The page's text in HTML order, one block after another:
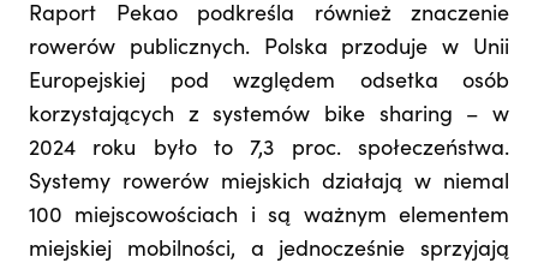
Raport Pekao podkreśla również znaczenie
rowerów publicznych. Polska przoduje w Unii
Europejskiej pod względem odsetka osób
korzystających z systemów bike sharing – w
2024 roku było to 7,3 proc. społeczeństwa.
Systemy rowerów miejskich działają w niemal
100 miejscowościach i są ważnym elementem
miejskiej mobilności, a jednocześnie sprzyjają